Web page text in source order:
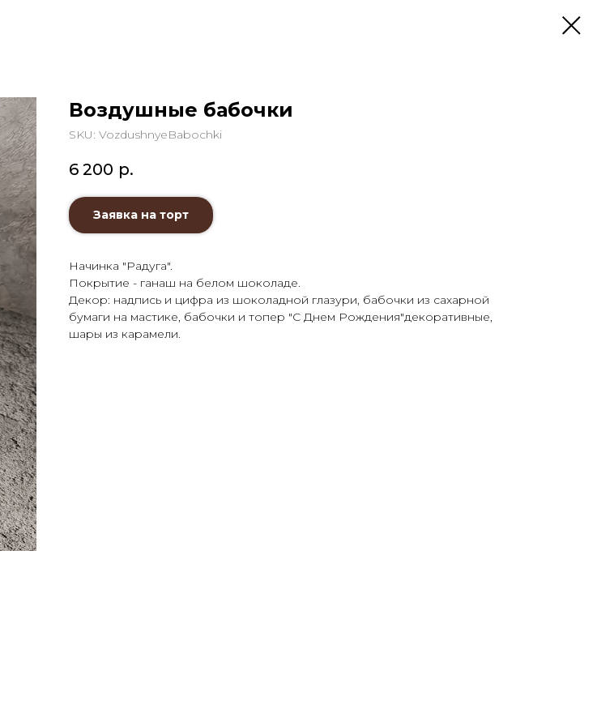
Воздушные бабочки
SKU: VozdushnyeBabochki
6 200 р.
Заявка на торт
Начинка "Радуга".
Покрытие - ганаш на белом шоколаде.
Декор: надпись и цифра из шоколадной глазури, бабочки из сахарной
бумаги на мастике, бабочки и топер "С Днем Рождения"декоративные,
шары из карамели.